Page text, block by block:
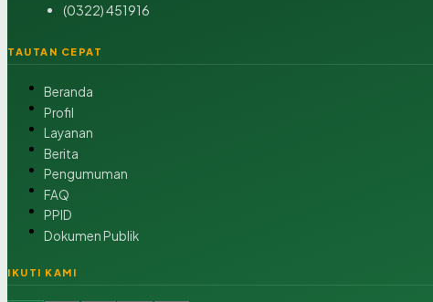
(0322) 451916
TAUTAN CEPAT
Beranda
Profil
Layanan
Berita
Pengumuman
FAQ
PPID
Dokumen Publik
IKUTI KAMI